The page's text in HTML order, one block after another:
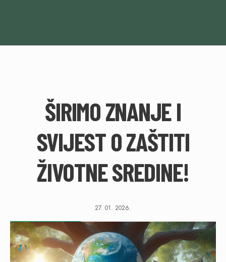
ŠIRIMO ZNANJE I
SVIJEST O ZAŠTITI
ŽIVOTNE SREDINE!
27. 01. 2026.